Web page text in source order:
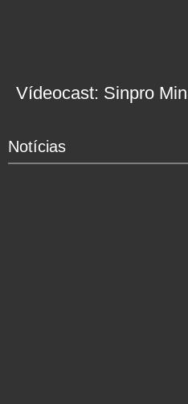
Vídeocast: Sinpro
Notícias